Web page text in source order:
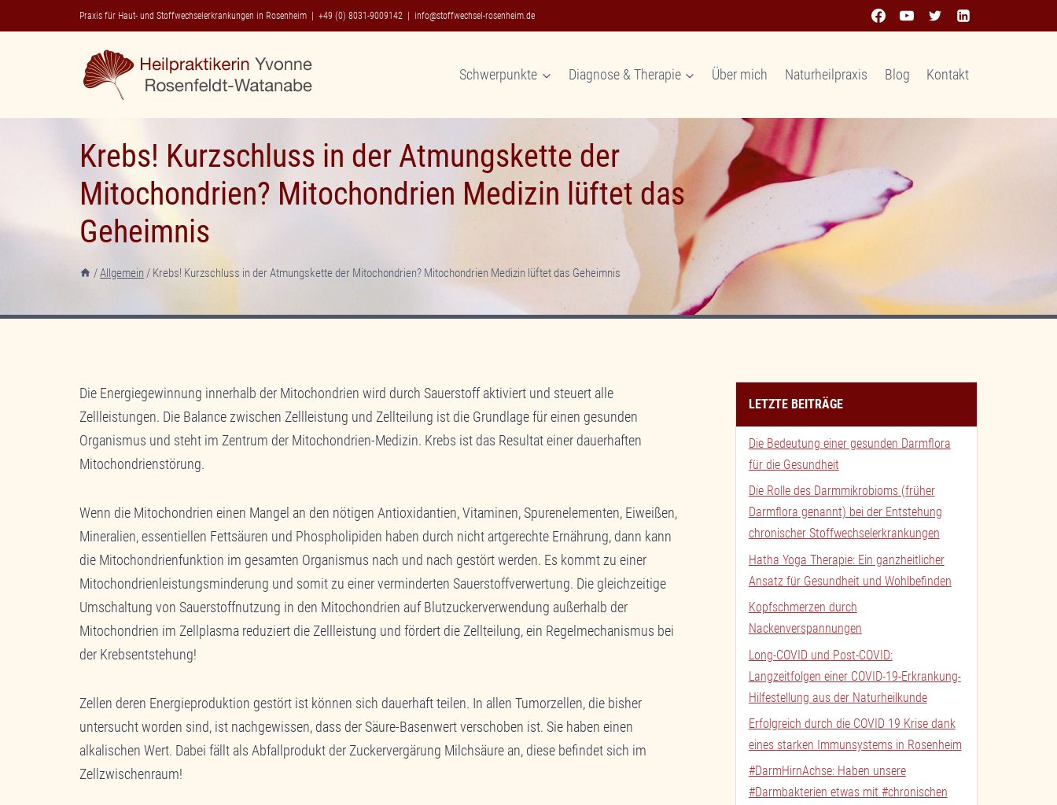
Inhalt
Praxis für Haut- und Stoffwechselerkrankungen in Rosenheim | +49 (0) 8031-9009142 info@stoffwechsel-rosenheim.de
Schwerpunkte Diagnose & Therapie Über mich Naturheilpraxis Blog Kontakt
Krebs! Kurzschluss in der Atmungskette der
Mitochondrien? Mitochondrien Medizin lüftet das
Geheimnis
/Allgemein/ Krebs! Kurzschluss in der Atmungskette der Mitochondrien? Mitochondrien Medizin lüftet das Geheimnis
Die Energiegewinnung innerhalb der Mitochondrien wird durch Sauerstoff aktiviert und steuert alle
Zellleistungen. Die Balance zwischen Zellleistung und Zellteilung ist die Grundlage für einen gesunden
Organismus und steht im Zentrum der Mitochondrien-Medizin. Krebs ist das Resultat einer dauerhaften
Mitochondrienstörung.
Wenn die Mitochondrien einen Mangel an den nötigen Antioxidantien, Vitaminen, Spurenelementen, Eiweißen,
Mineralien, essentiellen Fettsäuren und Phospholipiden haben durch nicht artgerechte Ernährung, dann kann
die Mitochondrienfunktion im gesamten Organismus nach und nach gestört werden. Es kommt zu einer
Mitochondrienleistungsminderung und somit zu einer verminderten Sauerstoffverwertung. Die gleichzeitige
Umschaltung von Sauerstoffnutzung in den Mitochondrien auf Blutzuckerverwendung außerhalb der
Mitochondrien im Zellplasma reduziert die Zellleistung und fördert die Zellteilung, ein Regelmechanismus bei
der Krebsentstehung!
Zellen deren Energieproduktion gestört ist können sich dauerhaft teilen. In allen Tumorzellen, die bisher
untersucht worden sind, ist nachgewissen, dass der Säure-Basenwert verschoben ist. Sie haben einen
alkalischen Wert. Dabei fällt als Abfallprodukt der Zuckervergärung Milchsäure an, diese befindet sich im
Zellzwischenraum!
LETZTE BEITRÄGE
Die Bedeutung einer gesunden Darmflora
für die Gesundheit
Die Rolle des Darmmikrobioms (früher
Darmflora genannt) bei der Entstehung
chronischer Stoffwechselerkrankungen
Hatha Yoga Therapie: Ein ganzheitlicher
Ansatz für Gesundheit und Wohlbefinden
Kopfschmerzen durch
Nackenverspannungen
Long-COVID und Post-COVID:
Langzeitfolgen einer COVID-19-Erkrankung-
Hilfestellung aus der Naturheilkunde
Erfolgreich durch die COVID 19 Krise dank
eines starken Immunsystems in Rosenheim
#DarmHirnAchse: Haben unsere
#Darmbakterien etwas mit #chronischen